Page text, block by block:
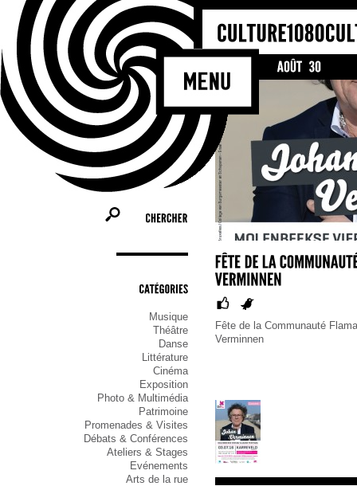
Bienvenue
Molenbeek-
les activités
commune,
ceux qui
qu’ils
Musique
Théâtre
Danse
Littérature
Cinéma
Exposition
Photo & Multimédia
Patrimoine
Promenades & Visites
Débats & Conférences
Ateliers & Stages
Evénements
Arts de la rue
Fête de la Communauté
Verminnen